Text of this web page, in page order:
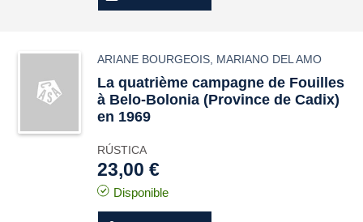
ARIANE BOURGEOIS MARIANO DEL AMO
La quatrième campagne de Fouilles
à Belo-Bolonia (Province de Cadix)
en 1969
RÚSTICA
23,00 €
Disponible